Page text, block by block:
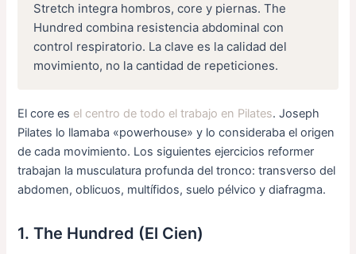
Stretch integra hombros, core y piernas. The
Hundred combina resistencia abdominal con
control respiratorio. La clave es la calidad del
movimiento, no la cantidad de repeticiones.
El core es el centro de todo el trabajo en Pilates. Joseph
Pilates lo llamaba «powerhouse» y lo consideraba el origen
de cada movimiento. Los siguientes ejercicios reformer
trabajan la musculatura profunda del tronco: transverso del
abdomen, oblicuos, multífidos, suelo pélvico y diafragma.
1. The Hundred (El Cien)